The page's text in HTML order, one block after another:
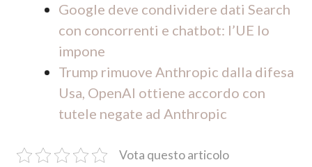
Google deve condividere dati Search
con concorrenti e chatbot: l’UE lo
impone
Trump rimuove Anthropic dalla difesa
Usa, OpenAI ottiene accordo con
tutele negate ad Anthropic
Vota questo articolo